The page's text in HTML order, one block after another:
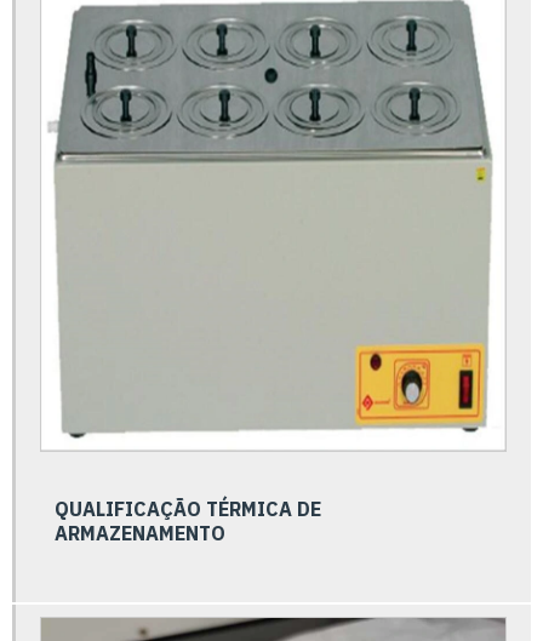
Calibração rastreado rbc inmetro
Calibração rastreável rbc inmetro
Calibração rastreável rbc
Calibração rastreável
Cilindro pneumático preço
Conexões de aço carbono
Conexões pneumáticas cotovelo
Conexões pneumáticas com regulador
QUALIFICAÇÃO TÉRMICA DE
ARMAZENAMENTO